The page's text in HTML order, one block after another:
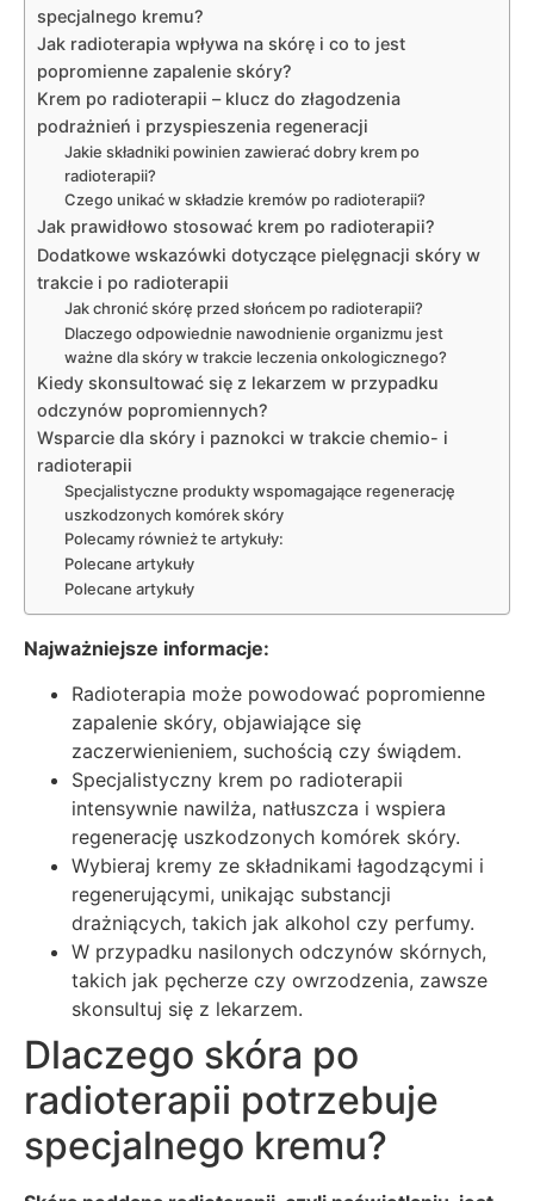
specjalnego kremu?
Jak radioterapia wpływa na skórę i co to jest
popromienne zapalenie skóry?
Krem po radioterapii – klucz do złagodzenia
podrażnień i przyspieszenia regeneracji
Jakie składniki powinien zawierać dobry krem po
radioterapii?
Czego unikać w składzie kremów po radioterapii?
Jak prawidłowo stosować krem po radioterapii?
Dodatkowe wskazówki dotyczące pielęgnacji skóry w
trakcie i po radioterapii
Jak chronić skórę przed słońcem po radioterapii?
Dlaczego odpowiednie nawodnienie organizmu jest
ważne dla skóry w trakcie leczenia onkologicznego?
Kiedy skonsultować się z lekarzem w przypadku
odczynów popromiennych?
Wsparcie dla skóry i paznokci w trakcie chemio- i
radioterapii
Specjalistyczne produkty wspomagające regenerację
uszkodzonych komórek skóry
Polecamy również te artykuły:
Polecane artykuły
Polecane artykuły
Najważniejsze informacje:
Radioterapia może powodować popromienne
zapalenie skóry, objawiające się
zaczerwienieniem, suchością czy świądem.
Specjalistyczny krem po radioterapii
intensywnie nawilża, natłuszcza i wspiera
regenerację uszkodzonych komórek skóry.
Wybieraj kremy ze składnikami łagodzącymi i
regenerującymi, unikając substancji
drażniących, takich jak alkohol czy perfumy.
W przypadku nasilonych odczynów skórnych,
takich jak pęcherze czy owrzodzenia, zawsze
skonsultuj się z lekarzem.
Dlaczego skóra po
radioterapii potrzebuje
specjalnego kremu?